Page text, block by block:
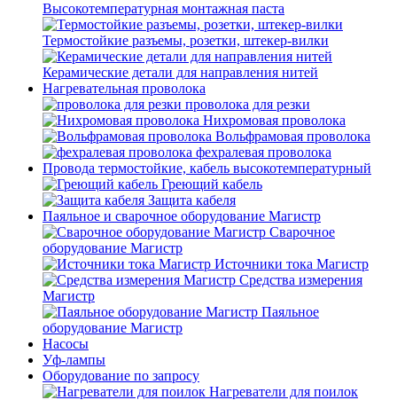
Высокотемпературная монтажная паста
Термостойкие разъемы, розетки, штекер-вилки
Керамические детали для направления нитей
Нагревательная проволока
проволока для резки
Нихромовая проволока
Вольфрамовая проволока
фехралевая проволока
Провода термостойкие, кабель высокотемпературный
Греющий кабель
Защита кабеля
Паяльное и сварочное оборудование Магистр
Сварочное
оборудование Магистр
Источники тока Магистр
Средства измерения
Магистр
Паяльное
оборудование Магистр
Насосы
Уф-лампы
Оборудование по запросу
Нагреватели для поилок